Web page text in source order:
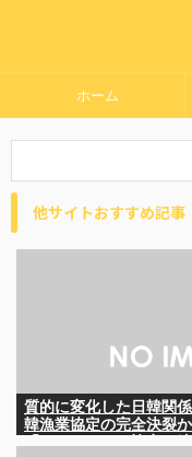
ホーム
他サイトおすすめ記事
質的に変化した日韓関
韓漁業協定の完全決裂